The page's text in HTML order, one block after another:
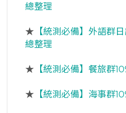
總整理
★ 【統測必備】外語群
總整理
★ 【統測必備】餐旅群
★ 【統測必備】海事群